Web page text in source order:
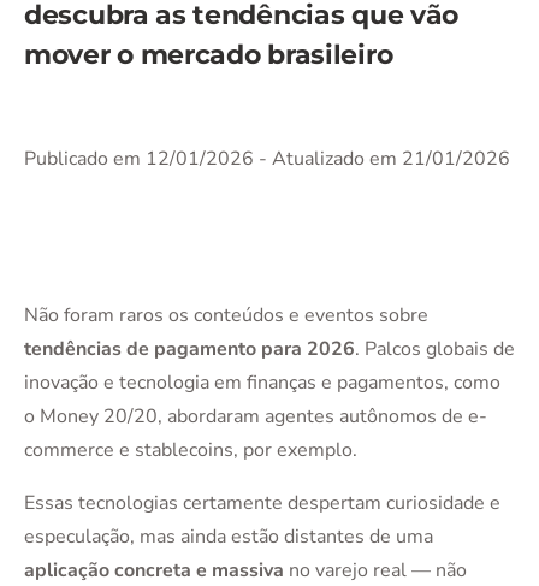
descubra as tendências que vão
mover o mercado brasileiro
Publicado em 12/01/2026 - Atualizado em 21/01/2026
Não foram raros os conteúdos e eventos sobre
tendências de pagamento para 2026. Palcos globais de
inovação e tecnologia em finanças e pagamentos, como
o Money 20/20, abordaram agentes autônomos de e-
commerce e stablecoins, por exemplo.
Essas tecnologias certamente despertam curiosidade e
especulação, mas ainda estão distantes de uma
aplicação concreta e massiva no varejo real — não